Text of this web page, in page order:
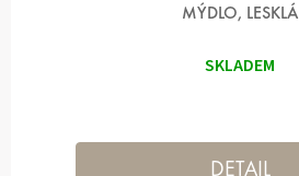
MÝDLO, LESKLÁ
SKLADEM
DETAIL